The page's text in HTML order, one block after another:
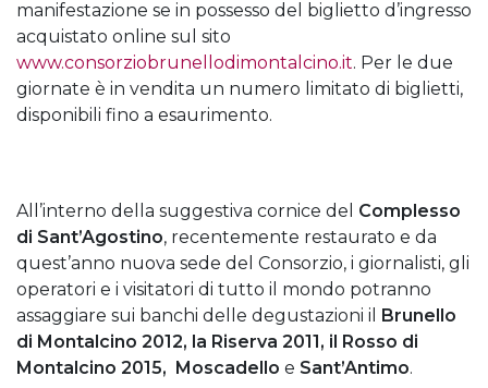
manifestazione se in possesso del biglietto d’ingresso
acquistato online sul sito
www.consorziobrunellodimontalcino.it. Per le due
giornate è in vendita un numero limitato di biglietti,
disponibili fino a esaurimento.
All’interno della suggestiva cornice del Complesso
di Sant’Agostino, recentemente restaurato e da
quest’anno nuova sede del Consorzio, i giornalisti, gli
operatori e i visitatori di tutto il mondo potranno
assaggiare sui banchi delle degustazioni il Brunello
di Montalcino 2012, la Riserva 2011, il Rosso di
Montalcino 2015, Moscadello e Sant’Antimo.